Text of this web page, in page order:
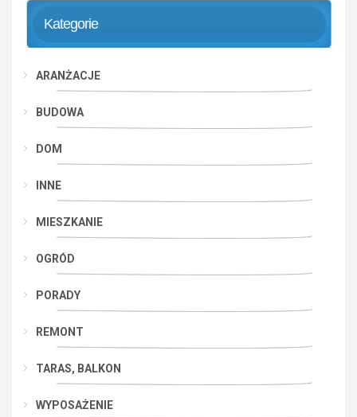
Kategorie
ARANŻACJE
BUDOWA
DOM
INNE
MIESZKANIE
OGRÓD
PORADY
REMONT
TARAS, BALKON
WYPOSAŻENIE